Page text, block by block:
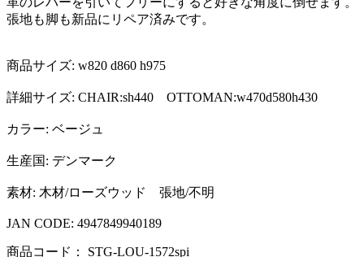
張地も脚も新品にリペア済みです。
商品サイズ: w820 d860 h975
詳細サイズ: CHAIR:sh440 OTTOMAN:w470d580h430
カラー: ベージュ
生産国: デンマーク
素材: 木材/ローズウッド 張地/不明
JAN CODE: 4947849940189
商品コード： STG-LOU-1572spi